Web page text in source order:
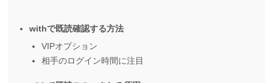
withで既読確認する方法
VIPオプション
相手のログイン時間に注目